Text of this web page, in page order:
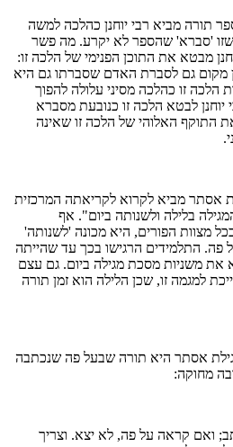
תורה מביא רבי יוחנן כהלכה למשה
שזו 'סברא' שהספר לא יקרע. מה פשר
מבטא את התוכן הפנימי של הלכה זו:
מקום גם לסברת האדם שסברתו גם היא
זו כהלכה מסיני עלולה להפוך
יוחנן לבטא הלכה זו כנובעת מסברא
האלוהי של הלכה זו שאינה
אסתר מביא לקרוא לקריאתה המרכזית
בלילה ולשנותה ביום". אף
מצוות הפורים, היא מכונה 'לשנותה'
פה. התלמידים הרגישו בכך עד שהייתה
את משניות מסכת מגילה ביום. גם עצם
למגמה זו, שכן הלילה הוא זמן תורה
אסתר היא תורה שבעל פה שנכתבה
מחוקה:
ואם קראה על פה, לא יצא. וצריך